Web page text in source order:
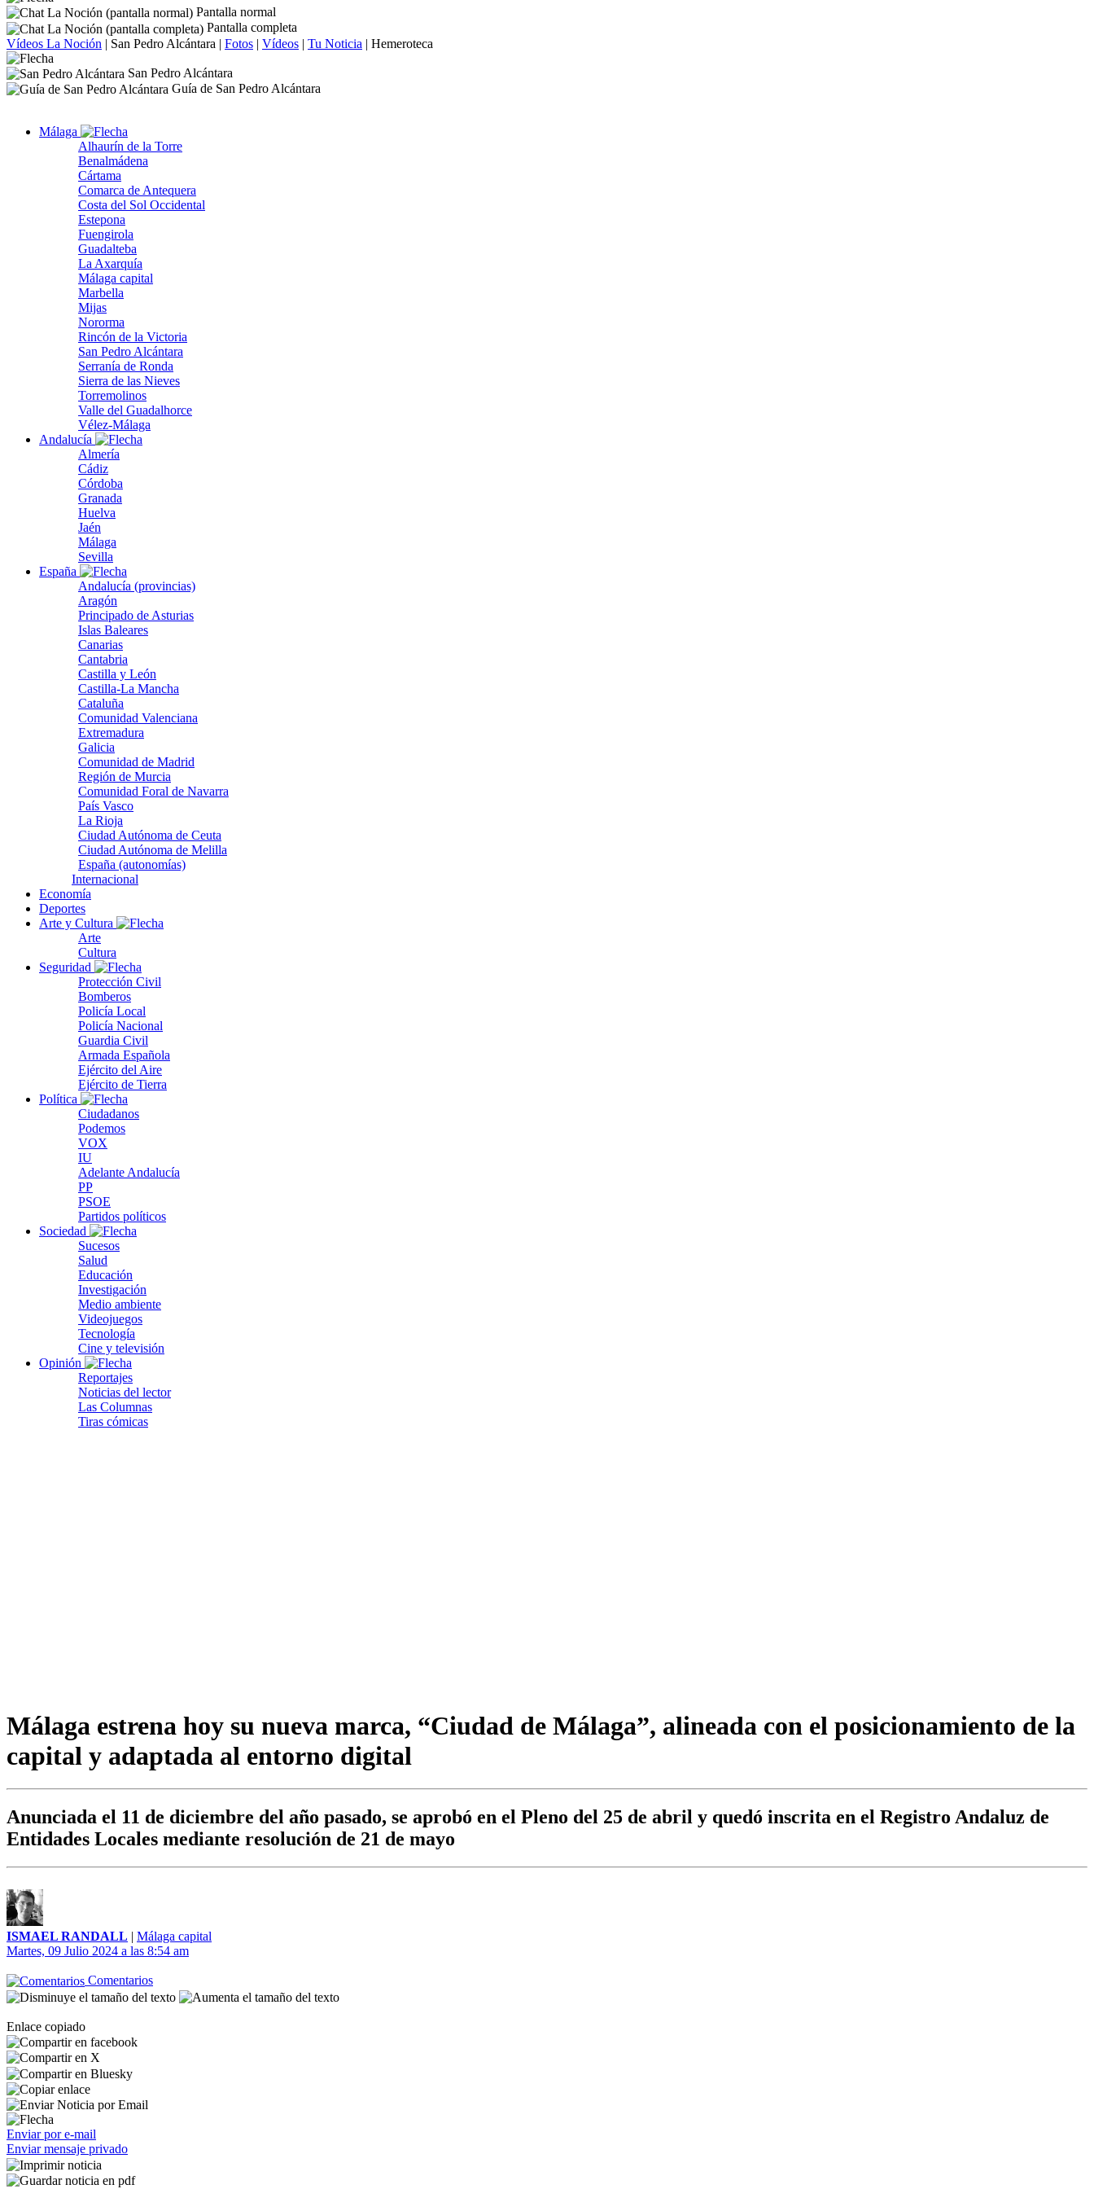
Pantalla normal
Pantalla completa
Vídeos La Noción | San Pedro Alcántara | Fotos | Vídeos | Tu Noticia | Hemeroteca
San Pedro Alcántara
Guía de San Pedro Alcántara
Málaga
Alhaurín de la Torre
Benalmádena
Cártama
Comarca de Antequera
Costa del Sol Occidental
Estepona
Fuengirola
Guadalteba
La Axarquía
Málaga capital
Marbella
Mijas
Nororma
Rincón de la Victoria
San Pedro Alcántara
Serranía de Ronda
Sierra de las Nieves
Torremolinos
Valle del Guadalhorce
Vélez-Málaga
Andalucía
Almería
Cádiz
Córdoba
Granada
Huelva
Jaén
Málaga
Sevilla
España
Andalucía (provincias)
Aragón
Principado de Asturias
Islas Baleares
Canarias
Cantabria
Castilla y León
Castilla-La Mancha
Cataluña
Comunidad Valenciana
Extremadura
Galicia
Comunidad de Madrid
Región de Murcia
Comunidad Foral de Navarra
País Vasco
La Rioja
Ciudad Autónoma de Ceuta
Ciudad Autónoma de Melilla
España (autonomías)
Internacional
Economía
Deportes
Arte y Cultura
Arte
Cultura
Seguridad
Protección Civil
Bomberos
Policía Local
Policía Nacional
Guardia Civil
Armada Española
Ejército del Aire
Ejército de Tierra
Política
Ciudadanos
Podemos
VOX
IU
Adelante Andalucía
PP
PSOE
Partidos políticos
Sociedad
Sucesos
Salud
Educación
Investigación
Medio ambiente
Videojuegos
Tecnología
Cine y televisión
Opinión
Reportajes
Noticias del lector
Las Columnas
Tiras cómicas
Málaga estrena hoy su nueva marca, “Ciudad de Málaga”, alineada con el posicionamiento de la
capital y adaptada al entorno digital
Anunciada el 11 de diciembre del año pasado, se aprobó en el Pleno del 25 de abril y quedó inscrita en el Registro Andaluz de
Entidades Locales mediante resolución de 21 de mayo
ISMAEL RANDALL | Málaga capital
Martes, 09 Julio 2024 a las 8:54 am
Comentarios
Enlace copiado
Enviar por e-mail
Enviar mensaje privado